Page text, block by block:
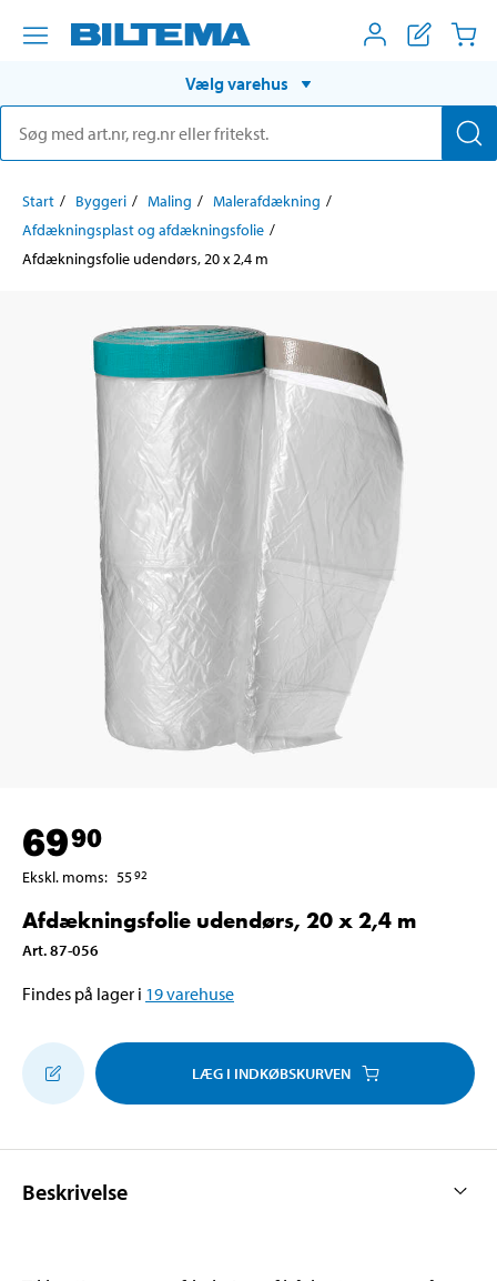
Vælg varehus
Start Byggeri Maling
Malerafdækning
Afdækningsplast og afdækningsfolie
Afdækningsfolie udendørs, 20 x 2,4 m
6990
Ekskl. moms: 5592
Afdækningsfolie udendørs, 20 x 2,4 m
Art.87-056
Findes på lager i 19varehuse
LÆG I INDKØBSKURVEN
Beskrivelse